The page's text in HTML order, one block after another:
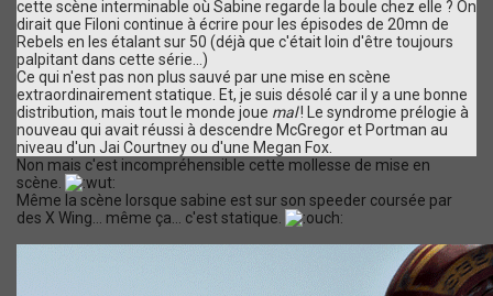
cette scène interminable où Sabine regarde la boule chez elle ? On
dirait que Filoni continue à écrire pour les épisodes de 20mn de
Rebels en les étalant sur 50 (déjà que c'était loin d'être toujours
palpitant dans cette série...)
Ce qui n'est pas non plus sauvé par une mise en scène
extraordinairement statique. Et, je suis désolé car il y a une bonne
distribution, mais tout le monde joue mal! Le syndrome prélogie à
nouveau qui avait réussi à descendre McGregor et Portman au
niveau d'un Jai Courtney ou d'une Megan Fox.
Non mais c'est incompréhensible cette mollesse de mise en
scène.
Même la scène lorsque sabine est sur son speeder coursée par
des X Wing... même ça... c'est statique.